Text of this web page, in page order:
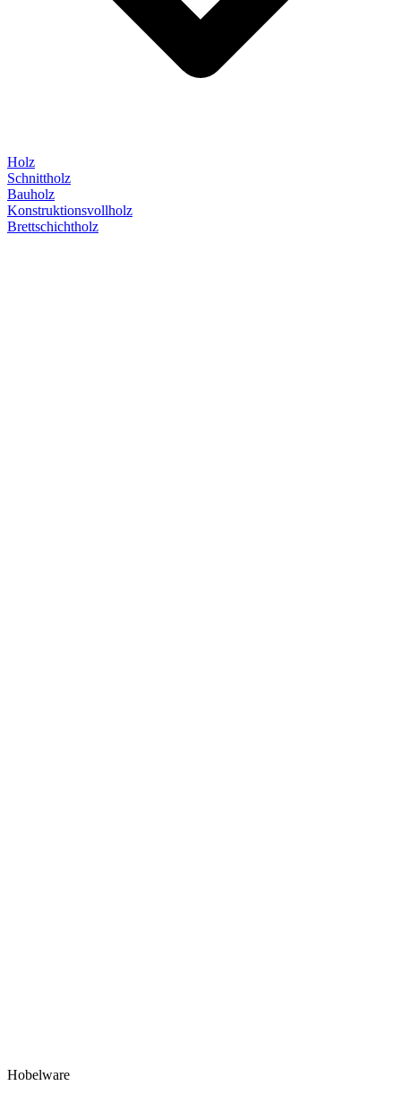
Holz
Schnittholz
Bauholz
Konstruktionsvollholz
Brettschichtholz
Hobelware